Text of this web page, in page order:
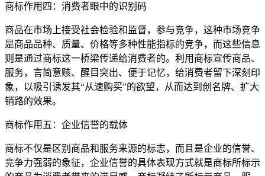
商标作用四：消费者眼中的识别码
商品在市场上接受社会检验和监督，参与竞争，这种市场竞争
是商品品种、质量、价格等多种性能指标的竞争，而这些信息
则是通过商标这一桥梁传递给消费者的。利用商标宣传商品、
服务，言简意赅、醒目突出、便于记忆，给消费者留下深刻印
象，以吸引诱发其“从速购买”的欲望，从而达到创名牌、扩大
销路的效果。
商标作用五：企业信誉的载体
商标不仅是区别商品和服务来源的标志，而且是企业的信誉、
竞争力强弱的象征，企业信誉的具体表现方式就是商标所标示